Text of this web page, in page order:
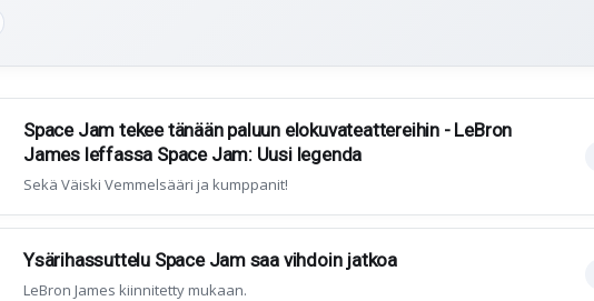
Space Jam tekee tänään paluun elokuvateattereihin - LeBron
James leffassa Space Jam: Uusi legenda
Sekä Väiski Vemmelsääri ja kumppanit!
Ysärihassuttelu Space Jam saa vihdoin jatkoa
LeBron James kiinnitetty mukaan.